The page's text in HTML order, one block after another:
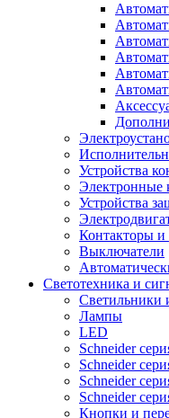
Устройства
Электронные
Устройства
Контакторы и
Выключатели
Светотехника и
Светильники
Лампы
LED
Schneider
Schneider
Schneider
Schneider
Кнопки и